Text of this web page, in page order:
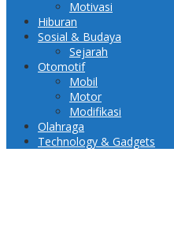
Motivasi
Hiburan
Sosial & Budaya
Sejarah
Otomotif
Mobil
Motor
Modifikasi
Olahraga
Technology & Gadgets